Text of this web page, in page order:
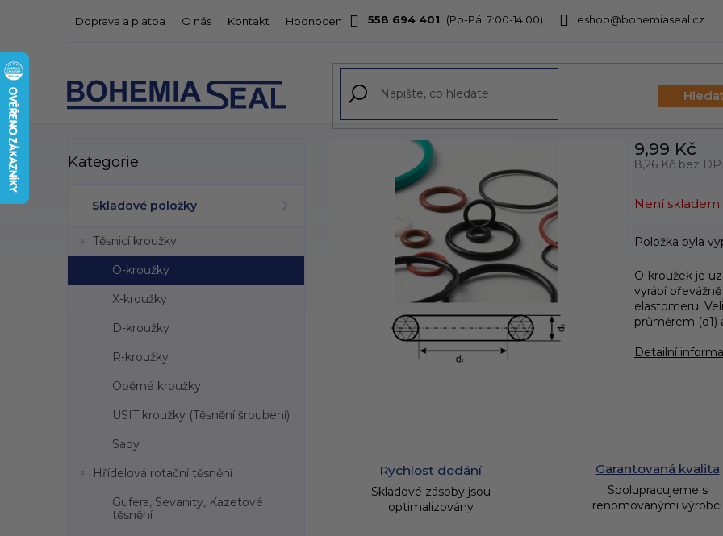
558 694 401 eshop@bohemiaseal.cz
Doprava a platba O nás Kontakt Hodnocení obchodu
o
n
í
kategorie
Kategorie
Skladové položky
Těsnicí kroužky
O-kroužky
X-kroužky
D-kroužky
R-kroužky
Opěrné kroužky
USIT kroužky (Těsnění šroubení)
Sady
Hřídelová rotační těsnění
Gufera, Sevanity, Kazetové
těsnění
9,99 Kč
8,26 Kč bez
cena:
Není skladem
Položka byla
O-kroužek je
vyrábí
elastomeru.
průměrem (d1)
Detailní
Rychlost dodání
Skladové zásoby jsou
optimalizovány
Garantovaná kvalita
Spolupracujeme s
renomovanými výrobci